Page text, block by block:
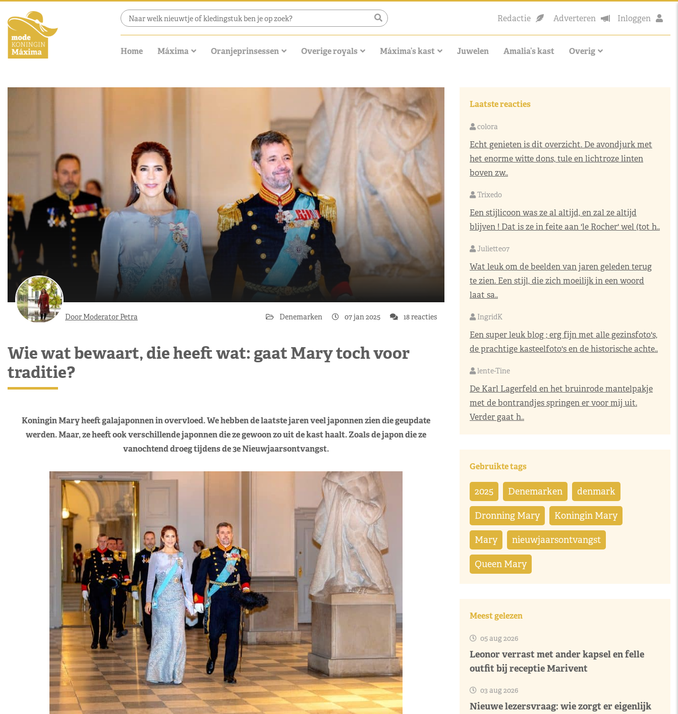
Redactie Adverteren Inloggen
Home Máxima Oranjeprinsessen Overige royals Máxima’s kast Juwelen Amalia’s kast Overig
Door Moderator Petra Denemarken 07 jan 2025 18 reacties
Wie wat bewaart, die heeft wat: gaat Mary toch voor
traditie?
Koningin Mary heeft galajaponnen in overvloed. We hebben de laatste jaren veel japonnen zien die geupdate
werden. Maar, ze heeft ook verschillende japonnen die ze gewoon zo uit de kast haalt. Zoals de japon die ze
vanochtend droeg tijdens de 3e Nieuwjaarsontvangst.
Laatste reacties
colora
Echt genieten is dit overzicht. De avondjurk met
het enorme witte dons, tule en lichtroze linten
boven zw..
Trixedo
Een stijlicoon was ze al altijd, en zal ze altijd
blijven ! Dat is ze in feite aan 'le Rocher' wel (tot h..
Juliette07
Wat leuk om de beelden van jaren geleden terug
te zien. Een stijl, die zich moeilijk in een woord
laat sa..
IngridK
Een super leuk blog ; erg fijn met alle gezinsfoto's,
de prachtige kasteelfoto's en de historische achte..
lente-Tine
De Karl Lagerfeld en het bruinrode mantelpakje
met de bontrandjes springen er voor mij uit.
Verder gaat h..
Gebruikte tags
2025 Denemarken denmark
Dronning Mary Koningin Mary
Mary nieuwjaarsontvangst
Queen Mary
Meest gelezen
05 aug 2026
Leonor verrast met ander kapsel en felle
outfit bij receptie Marivent
03 aug 2026
Nieuwe lezersvraag: wie zorgt er eigenlijk